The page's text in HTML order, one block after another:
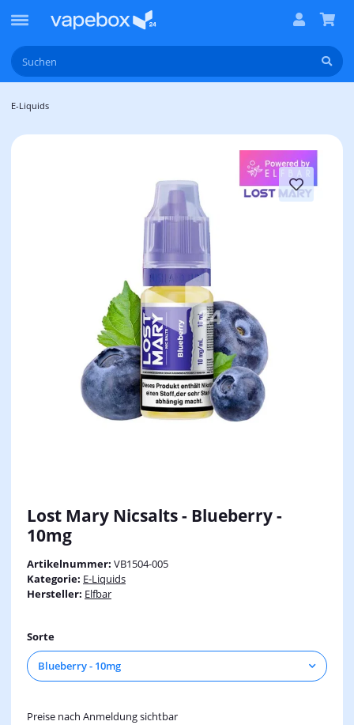
E-Liquids
Lost Mary Nicsalts - Blueberry -
10mg
Artikelnummer: VB1504-005
Kategorie: E-Liquids
Hersteller: Elfbar
Sorte
Blueberry - 10mg
Preise nach Anmeldung sichtbar